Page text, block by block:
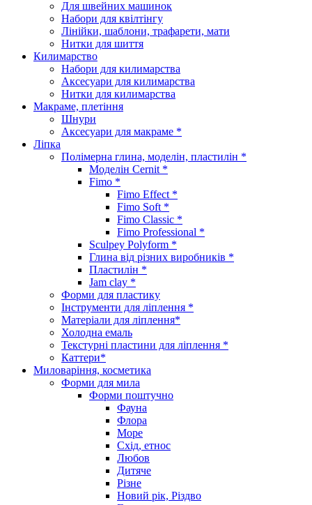
Для швейних машинок
Набори для квілтінгу
Лінійки, шаблони, трафарети, мати
Нитки для шиття
Килимарство
Набори для килимарства
Аксесуари для килимарства
Нитки для килимарства
Макраме, плетіння
Шнури
Аксесуари для макраме *
Ліпка
Полімерна глина, моделін, пластилін *
Моделін Cernit *
Fimo *
Fimo Effect *
Fimo Soft *
Fimo Classic *
Fimo Professional *
Sculpey Polyform *
Глина від різних виробників *
Пластилін *
Jam clay *
Форми для пластику
Інструменти для ліплення *
Матеріали для ліплення*
Холодна емаль
Текстурні пластини для ліплення *
Каттери*
Миловаріння, косметика
Форми для мила
Форми поштучно
Фауна
Флора
Море
Схід, етнос
Любов
Дитяче
Різне
Новий рік, Різдво